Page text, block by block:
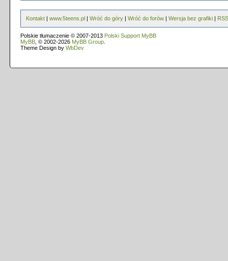
Kontakt | www.5teens.pl | Wróć do góry | Wróć do forów | Wersja bez grafiki | RSS
Polskie tłumaczenie © 2007-2013 Polski Support MyBB
MyBB , © 2002-2026 MyBB Group
Theme Design by WbDev